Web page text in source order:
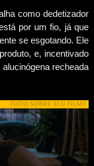
como dedetizador
por um fio, já que
se esgotando. Ele
e, incentivado
recheada